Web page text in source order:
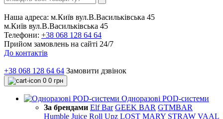
Наша адреса: м.Київ вул.В.Васильківська 45
м.Київ вул.В.Васильківська 45
Телефони: +38 068 128 64 64
Прийом замовлень на сайті 24/7
До контактів
+38 068 128 64 64 Замовити дзвінок
0 0 грн
Одноразові POD-системи
За брендами Elf Bar GEEK BAR GTMBAR
Humble Juice Roll Upz LOST MARY STRAW VAAL